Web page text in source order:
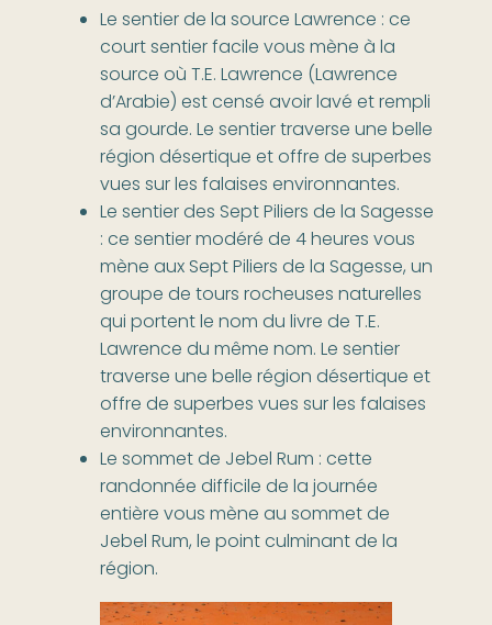
Le sentier de la source Lawrence : ce
court sentier facile vous mène à la
source où T.E. Lawrence (Lawrence
d’Arabie) est censé avoir lavé et rempli
sa gourde. Le sentier traverse une belle
région désertique et offre de superbes
vues sur les falaises environnantes.
Le sentier des Sept Piliers de la Sagesse
: ce sentier modéré de 4 heures vous
mène aux Sept Piliers de la Sagesse, un
groupe de tours rocheuses naturelles
qui portent le nom du livre de T.E.
Lawrence du même nom. Le sentier
traverse une belle région désertique et
offre de superbes vues sur les falaises
environnantes.
Le sommet de Jebel Rum : cette
randonnée difficile de la journée
entière vous mène au sommet de
Jebel Rum, le point culminant de la
région.